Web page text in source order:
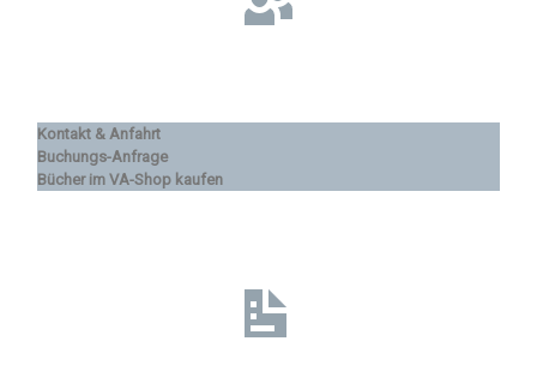
Kontakt & Anfahrt
Buchungs-Anfrage
Bücher im VA-Shop kaufen